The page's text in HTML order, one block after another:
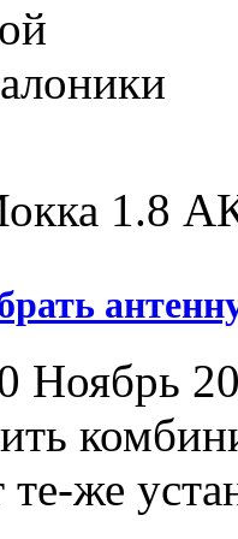
1.8
Ноябрь
же